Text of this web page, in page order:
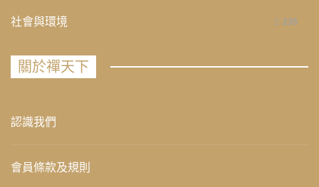
社會與環境 235
關於禪天下
認識我們
會員條款及規則